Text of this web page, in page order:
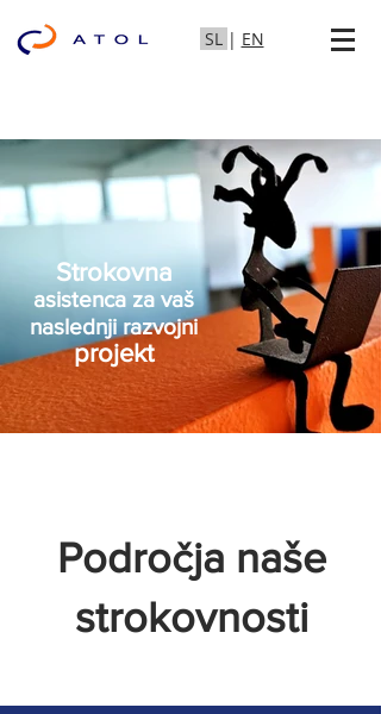
SL | EN
Strokovna
asistenca za vaš
naslednji razvojni
projekt
Področja naše
strokovnosti